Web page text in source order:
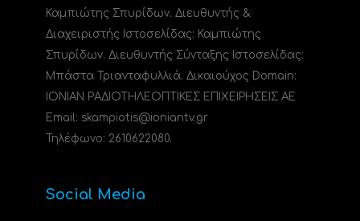
Καμπιώτης Σπυρίδων. Διευθυντής &
Διαχειριστής Ιστοσελίδας: Καμπιώτης
Σπυρίδων. Διευθυντής Σύνταξης Ιστοσελίδας:
Μπάστα Τριανταφυλλιά. Δικαιούχος Domain:
ΙΟΝΙΑΝ ΡΑΔΙΟΤΗΛΕΟΠΤΙΚΕΣ ΕΠΙΧΕΙΡΗΣΕΙΣ ΑΕ
Email: skampiotis@ioniantv.gr
Τηλέφωνο: 2610622080.
Social Media